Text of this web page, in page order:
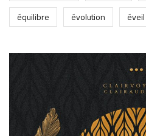
équilibre
évolution